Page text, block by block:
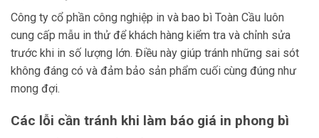
Công ty cổ phần công nghiệp in và bao bì Toàn Cầu luôn
cung cấp mẫu in thử để khách hàng kiểm tra và chỉnh sửa
trước khi in số lượng lớn. Điều này giúp tránh những sai sót
không đáng có và đảm bảo sản phẩm cuối cùng đúng như
mong đợi.
Các lỗi cần tránh khi làm báo giá in phong bì